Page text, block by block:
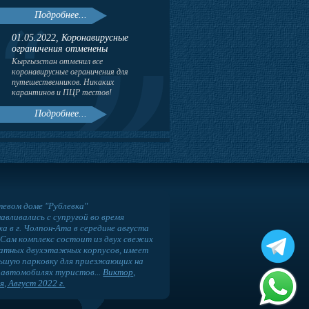
Подробнее...
01.05.2022, Коронавирусные
ограничения отменены
Кыргызстан отменил все
коронавирусные ограничения для
путешественников. Никаких
карантинов и ПЦР тестов!
Подробнее...
доме "Рублевка"
с супругой во время
в г. Чолпон-Ата в середине августа
комплекс состоит из двух свежих
двухэтажных корпусов, имеет
парковку для приезжающих на
автомобилях туристов...Виктор,
Август 2022 г.